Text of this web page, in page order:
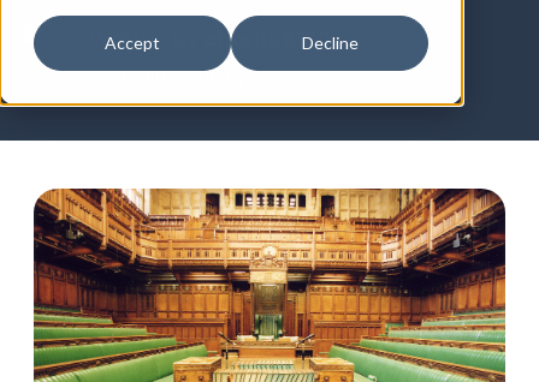
Accept Decline
Written by charlie8180
3 min reading time